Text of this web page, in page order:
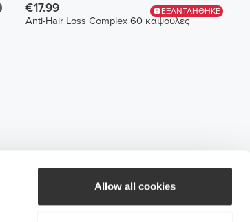
Allow all cookies
ΕΞΑΝΤΛΗΘΗΚΕ
€17.99
Anti-Hair Loss Complex 60 κάψουλες